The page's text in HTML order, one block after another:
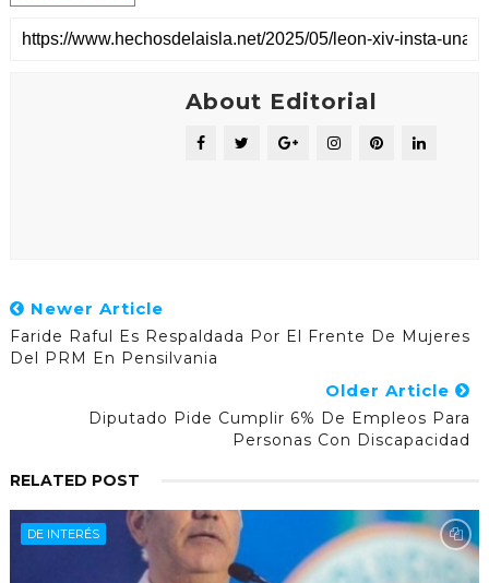
About Editorial
Newer Article
Faride Raful Es Respaldada Por El Frente De Mujeres
Del PRM En Pensilvania
Older Article
Diputado Pide Cumplir 6% De Empleos Para
Personas Con Discapacidad
RELATED POST
DE INTERÉS